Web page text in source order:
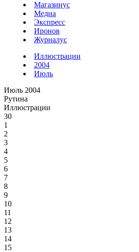
Магазинус
Медиа
Экспресс
Иронов
Журналус
Иллюстрации
2004
Июль
Июль 2004
Рутина
Иллюстрации
30
1
2
3
4
5
6
7
8
9
10
11
12
13
14
15